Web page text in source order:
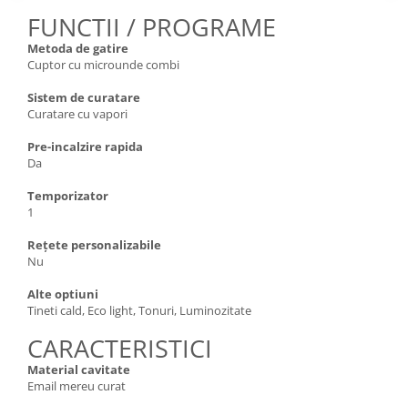
FUNCTII / PROGRAME
Metoda de gatire
Cuptor cu microunde combi
Sistem de curatare
Curatare cu vapori
Pre-incalzire rapida
Da
Temporizator
1
Rețete personalizabile
Nu
Alte optiuni
Tineti cald, Eco light, Tonuri, Luminozitate
CARACTERISTICI
Material cavitate
Email mereu curat